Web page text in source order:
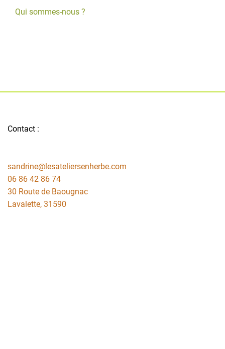
Qui sommes-nous ?
Contact :
sandrine@lesateliersenherbe.com
06 86 42 86 74
30 Route de Baougnac
Lavalette, 31590